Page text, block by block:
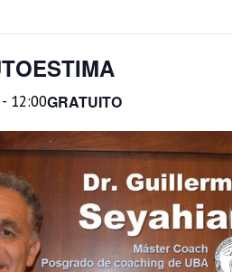
- 12:00GRATUITO